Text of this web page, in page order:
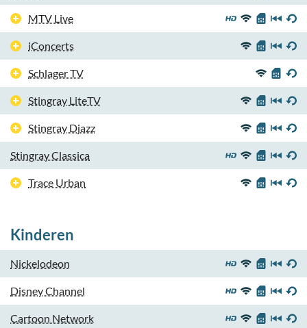
MTV Live
iConcerts
Schlager TV
Stingray LiteTV
Stingray Djazz
Stingray Classica
Trace Urban
Kinderen
Nickelodeon
Disney Channel
Cartoon Network